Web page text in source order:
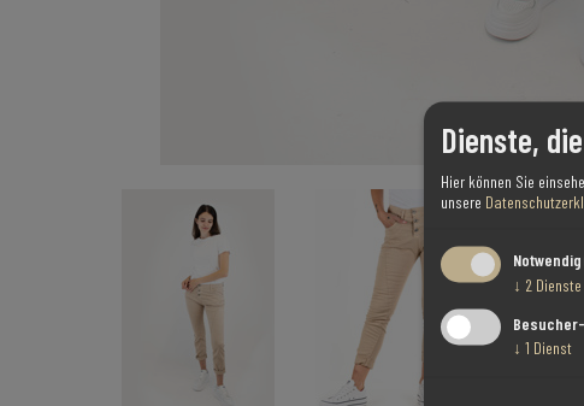
Dienste,
Hier können Sie
unsere
Notwendig
↓ 2 Dienste
↓ 1 Dienst